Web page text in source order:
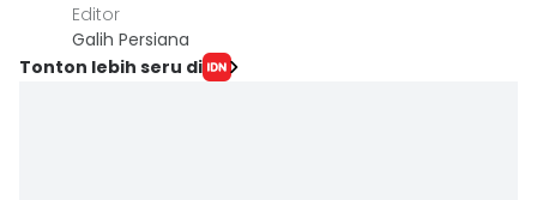
Editor
Galih Persiana
Tonton lebih seru di